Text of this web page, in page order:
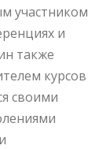
участником
и
также
курсов
своими